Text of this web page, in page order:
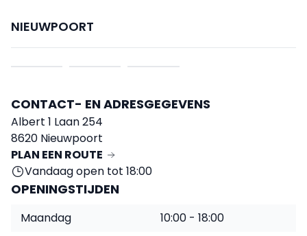
NIEUWPOORT
CONTACT- EN ADRESGEGEVENS
Albert 1 Laan 254
8620 Nieuwpoort
PLAN EEN ROUTE
Vandaag open tot 18:00
OPENINGSTIJDEN
Maandag
10:00 - 18:00